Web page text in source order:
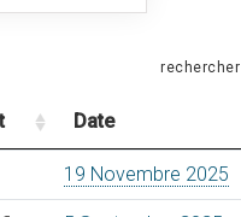
rechercher
Date
19 Novembre 2025